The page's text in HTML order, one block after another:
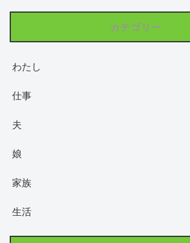
カテゴリー
わたし
仕事
夫
娘
家族
生活